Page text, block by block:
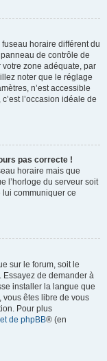
fuseau horaire différent du
de contrôle de
votre zone adéquate, par
noter que le réglage
n’est accessible
l’occasion idéale de
pas correcte !
horaire mais que
l’horloge du serveur soit
communiquer ce
sur le forum, soit le
Essayez de demander à
installer la langue que
vous êtes libre de vous
Pour plus
de phpBB® (en